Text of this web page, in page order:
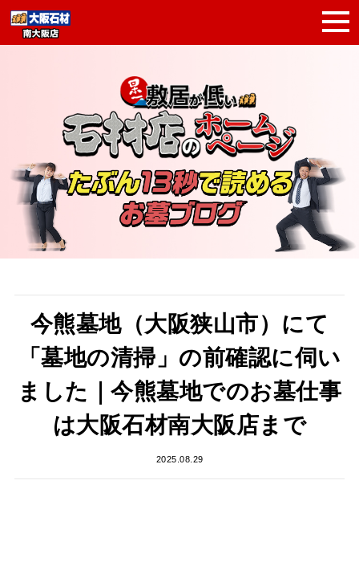
今熊墓地（大阪狭山市）にて
「墓地の清掃」の前確認に伺い
ました｜今熊墓地でのお墓仕事
は大阪石材南大阪店まで
2025.08.29